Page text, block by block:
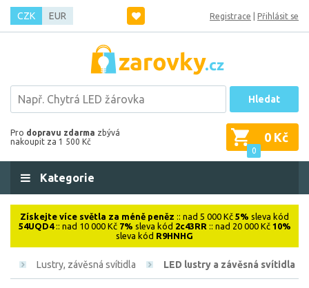
CZK EUR Registrace Přihlásit se
Hledat
Pro dopravu zdarma zbývá
nakoupit za 1 500 Kč
0
0 Kč
Kategorie
Získejte více světla za méně peněz :: nad 5 000 Kč 5% sleva kód
54UQD4:: nad 10 000 Kč 7% sleva kód 2c43RR :: nad 20 000 Kč 10%
sleva kód R9HNHG
Lustry, závěsná svítidla LED lustry a závěsná svítidla